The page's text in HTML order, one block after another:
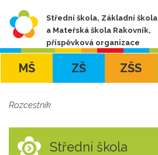
Střední škola, Základní škola
a Mateřská škola Rakovník,
příspěvková organizace
MŠ ZŠ ZŠS
Rozcestník
Střední škola